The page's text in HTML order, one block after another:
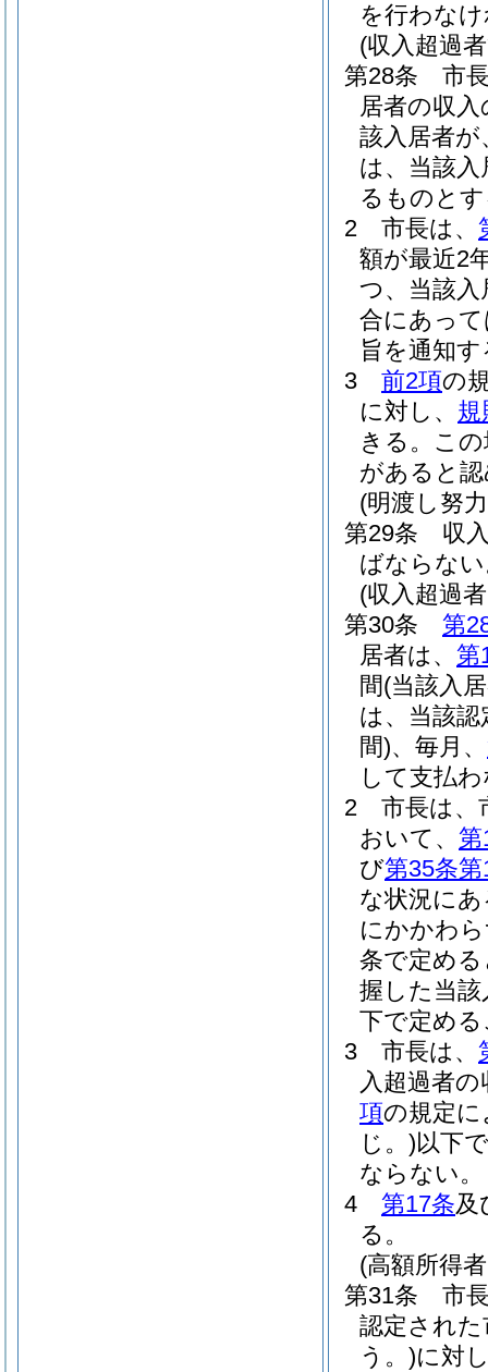
を行わな
(収入超過
第28条
市
居者の収
該入居者
は、当該
るものと
2
市長は、
額が最近2
つ、当該
合にあっ
旨を通知
3
前2項の
に対し、 規
きる。 こ
があると
(明渡し努
第29条
収
ばならな
(収入超過
第30条
第
居者は、 第
間(当該入
は、当該
間)、毎月、
して支払
2
市長は、
おいて、 第
び第35条第
な状況に
にかかわ
条で定め
握した当
下で定め
3
市長は、
入超過者
項の規定
じ。)以下
ならない。
4
第17条及
る。
(高額所得
第31条
市
認定され
う。)に対